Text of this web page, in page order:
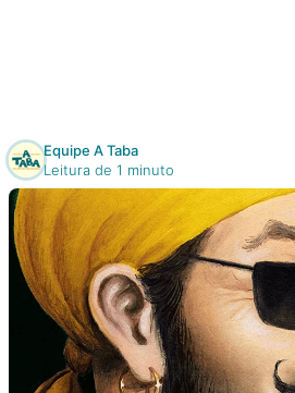
Cursos On line
E-Books
Eventos
Podcast
Equipe A Taba
Leitura de 1 minuto